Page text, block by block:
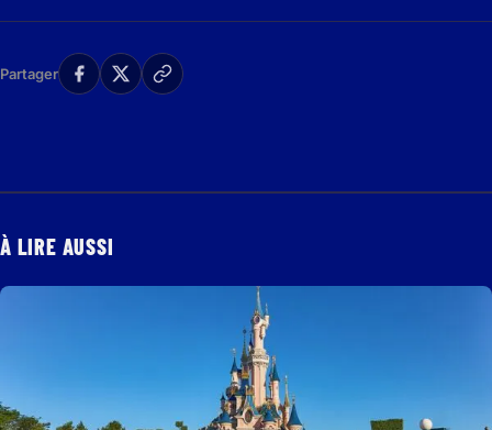
Partager
À LIRE AUSSI